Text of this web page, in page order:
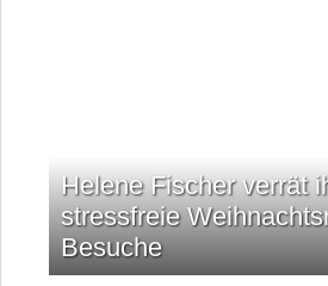
Helene Fischer verrät
stressfreie
Besuche